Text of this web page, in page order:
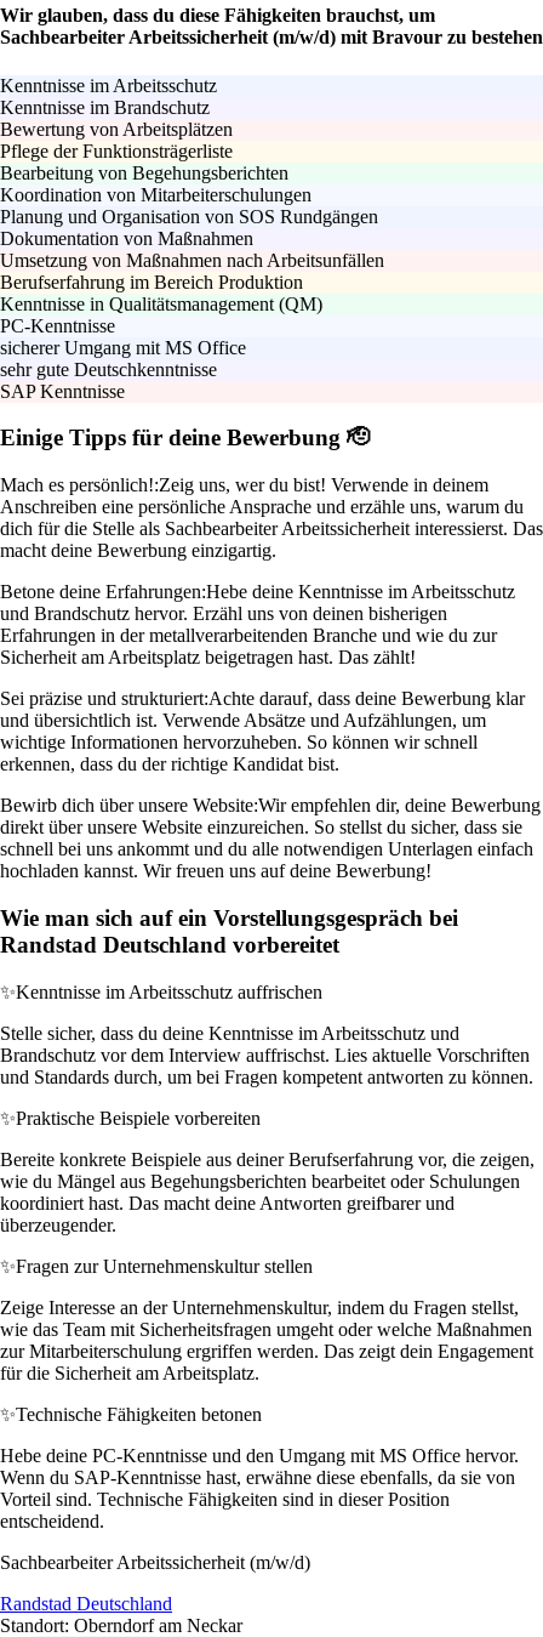
Wir glauben, dass du diese Fähigkeiten brauchst, um
Sachbearbeiter Arbeitssicherheit (m/w/d) mit Bravour zu bestehen
Kenntnisse im Arbeitsschutz
Kenntnisse im Brandschutz
Bewertung von Arbeitsplätzen
Pflege der Funktionsträgerliste
Bearbeitung von Begehungsberichten
Koordination von Mitarbeiterschulungen
Planung und Organisation von SOS Rundgängen
Dokumentation von Maßnahmen
Umsetzung von Maßnahmen nach Arbeitsunfällen
Berufserfahrung im Bereich Produktion
Kenntnisse in Qualitätsmanagement (QM)
PC-Kenntnisse
sicherer Umgang mit MS Office
sehr gute Deutschkenntnisse
SAP Kenntnisse
Einige Tipps für deine Bewerbung 🫡
Mach es persönlich!:Zeig uns, wer du bist! Verwende in deinem
Anschreiben eine persönliche Ansprache und erzähle uns, warum du
dich für die Stelle als Sachbearbeiter Arbeitssicherheit interessierst. Das
macht deine Bewerbung einzigartig.
Betone deine Erfahrungen:Hebe deine Kenntnisse im Arbeitsschutz
und Brandschutz hervor. Erzähl uns von deinen bisherigen
Erfahrungen in der metallverarbeitenden Branche und wie du zur
Sicherheit am Arbeitsplatz beigetragen hast. Das zählt!
Sei präzise und strukturiert:Achte darauf, dass deine Bewerbung klar
und übersichtlich ist. Verwende Absätze und Aufzählungen, um
wichtige Informationen hervorzuheben. So können wir schnell
erkennen, dass du der richtige Kandidat bist.
Bewirb dich über unsere Website:Wir empfehlen dir, deine Bewerbung
direkt über unsere Website einzureichen. So stellst du sicher, dass sie
schnell bei uns ankommt und du alle notwendigen Unterlagen einfach
hochladen kannst. Wir freuen uns auf deine Bewerbung!
Wie man sich auf ein Vorstellungsgespräch bei
Randstad Deutschland vorbereitet
✨Kenntnisse im Arbeitsschutz auffrischen
Stelle sicher, dass du deine Kenntnisse im Arbeitsschutz und
Brandschutz vor dem Interview auffrischst. Lies aktuelle Vorschriften
und Standards durch, um bei Fragen kompetent antworten zu können.
✨Praktische Beispiele vorbereiten
Bereite konkrete Beispiele aus deiner Berufserfahrung vor, die zeigen,
wie du Mängel aus Begehungsberichten bearbeitet oder Schulungen
koordiniert hast. Das macht deine Antworten greifbarer und
überzeugender.
✨Fragen zur Unternehmenskultur stellen
Zeige Interesse an der Unternehmenskultur, indem du Fragen stellst,
wie das Team mit Sicherheitsfragen umgeht oder welche Maßnahmen
zur Mitarbeiterschulung ergriffen werden. Das zeigt dein Engagement
für die Sicherheit am Arbeitsplatz.
✨Technische Fähigkeiten betonen
Hebe deine PC-Kenntnisse und den Umgang mit MS Office hervor.
Wenn du SAP-Kenntnisse hast, erwähne diese ebenfalls, da sie von
Vorteil sind. Technische Fähigkeiten sind in dieser Position
entscheidend.
Sachbearbeiter Arbeitssicherheit (m/w/d)
Randstad Deutschland
Standort: Oberndorf am Neckar